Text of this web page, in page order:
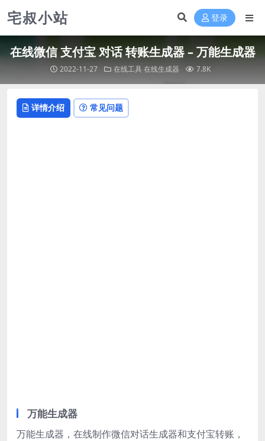
宅叔小站 登录
在线微信 支付宝 对话 转账生成器 – 万能生成器
2022-11-27 在线工具 在线生成器 7.8K
详情介绍 常见问题
万能生成器
万能生成器，在线制作微信对话生成器和支付宝转账，